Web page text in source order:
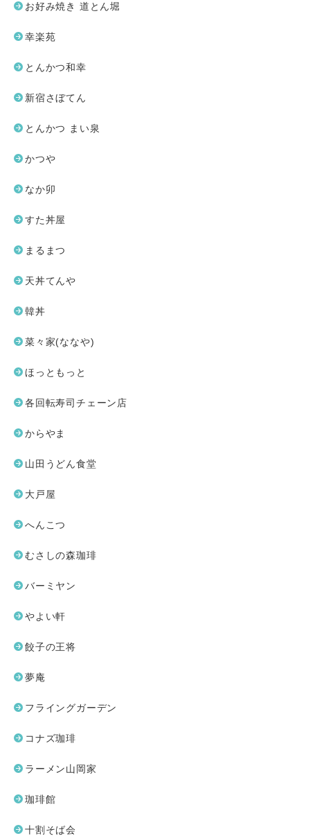
お好み焼き 道とん堀
幸楽苑
とんかつ和幸
新宿さぼてん
とんかつ まい泉
かつや
なか卯
すた丼屋
まるまつ
天丼てんや
韓丼
菜々家(ななや)
ほっともっと
各回転寿司チェーン店
からやま
山田うどん食堂
大戸屋
へんこつ
むさしの森珈琲
バーミヤン
やよい軒
餃子の王将
夢庵
フライングガーデン
コナズ珈琲
ラーメン山岡家
珈琲館
十割そば会